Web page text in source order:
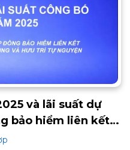
và lãi suất dự
bảo hiểm liên kết